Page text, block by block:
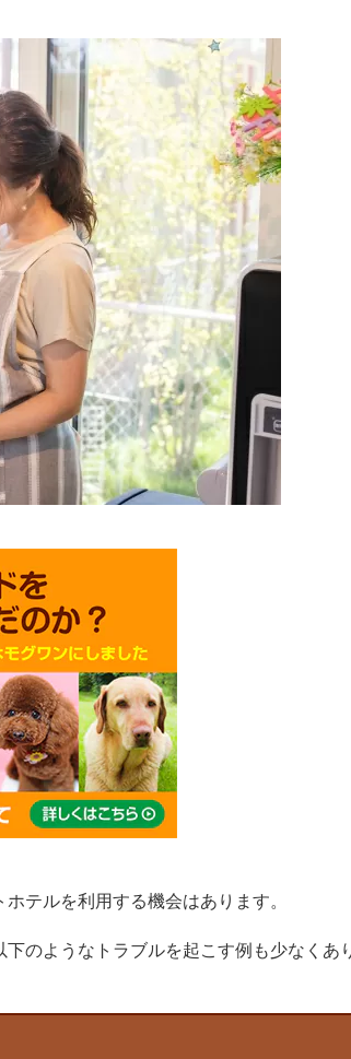
ホテルを利用する機会はあります。
のようなトラブルを起こす例も少なくあ